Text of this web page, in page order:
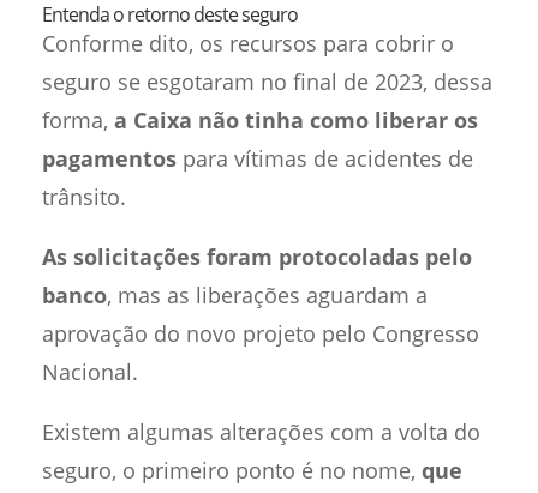
Entenda o retorno deste seguro
Conforme dito, os recursos para cobrir o
seguro se esgotaram no final de 2023, dessa
forma, a Caixa não tinha como liberar os
pagamentospara vítimas de acidentes de
trânsito.
As solicitações foram protocoladas pelo
banco, mas as liberações aguardam a
aprovação do novo projeto pelo Congresso
Nacional.
Existem algumas alterações com a volta do
seguro, o primeiro ponto é no nome, que